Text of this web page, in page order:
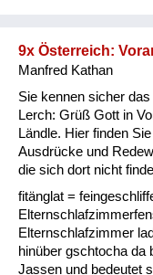
9x Österreich:
Manfred Kathan
Sie kennen sicher
Lerch: Grüß Gott in
Ländle. Hier finden
Ausdrücke und
die sich dort nicht
fitänglat =
Elternschlafzimmer
hinüber gschtocha
Jassen und bedeutet